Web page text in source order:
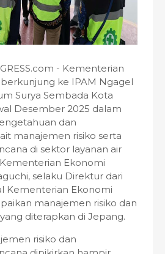
- Kementerian
ke IPAM Ngagel
Surya Sembada Kota
Desember 2025 dalam
dan
manajemen risiko serta
di sektor layanan air
Ekonomi
selaku Direktur dari
Kementerian Ekonomi
manajemen risiko dan
diterapkan di Jepang.
risiko dan